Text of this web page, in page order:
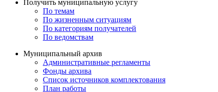
Получить муниципальную услугу
По темам
По жизненным ситуациям
По категориям получателей
По ведомствам
Муниципальный архив
Административные регламенты
Фонды архива
Список источников комплектования
План работы